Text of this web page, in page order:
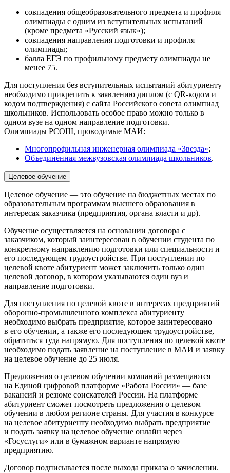
совпадения общеобразовательного предмета и профиля
олимпиады с одним из вступительных испытаний
(кроме предмета «Русский язык»);
совпадения направления подготовки и профиля
олимпиады;
балла ЕГЭ по профильному предмету олимпиады не
менее 75.
Для поступления без вступительных испытаний абитуриенту
необходимо прикрепить к заявлению диплом (с QR-кодом и
кодом подтверждения) с сайта Российского совета олимпиад
школьников. Использовать особое право можно только в
одном вузе на одном направление подготовки.
Олимпиады РСОШ, проводимые МАИ:
Многопрофильная инженерная олимпиада «Звезда»;
Объединённая межвузовская олимпиада школьников.
Целевое обучение
Целевое обучение — это обучение на бюджетных местах по
образовательным программам высшего образования в
интересах заказчика (предприятия, органа власти и др).
Обучение осуществляется на основании договора с
заказчиком, который заинтересован в обучении студента по
конкретному направлению подготовки или специальности и
его последующем трудоустройстве. При поступлении по
целевой квоте абитуриент может заключить только один
целевой договор, в котором указываются один вуз и
направление подготовки.
Для поступления по целевой квоте в интересах предприятий
оборонно-промышленного комплекса абитуриенту
необходимо выбрать предприятие, которое заинтересовано
в его обучении, а также его последующем трудоустройстве,
обратиться туда напрямую. Для поступления по целевой квоте
необходимо подать заявление на поступление в МАИ и заявку
на целевое обучение до 25 июля.
Предложения о целевом обучении компаний размещаются
на Единой цифровой платформе «Работа России» — базе
вакансий и резюме соискателей России. На платформе
абитуриент сможет посмотреть предложения о целевом
обучении в любом регионе страны. Для участия в конкурсе
на целевое абитуриенту необходимо выбрать предприятие
и подать заявку на целевое обучение онлайн через
«Госуслуги» или в бумажном варианте напрямую
предприятию.
Договор подписывается после выхода приказа о зачислении.